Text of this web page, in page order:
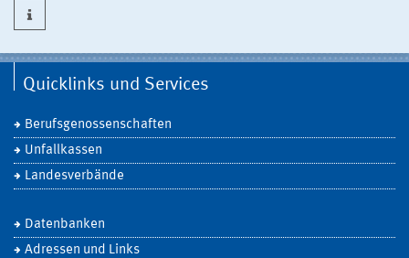
Quicklinks und Services
Berufsgenossenschaften
Unfallkassen
Landesverbände
Datenbanken
Adressen und Links